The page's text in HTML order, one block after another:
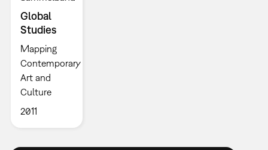
Global
Studies
Mapping
Contemporary
Art and
Culture
2011